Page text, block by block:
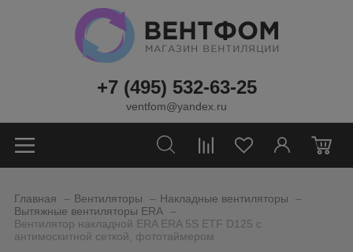
+7 (495) 532-63-25
ventfom@yandex.ru
0
Главная Вентиляторы Накладные вентиляторы
Вытяжные вентиляторы ERA _
Вентилятор накладной ERA ERA 5S ETF D125 с
антимоскитной сеткой, фототаймером